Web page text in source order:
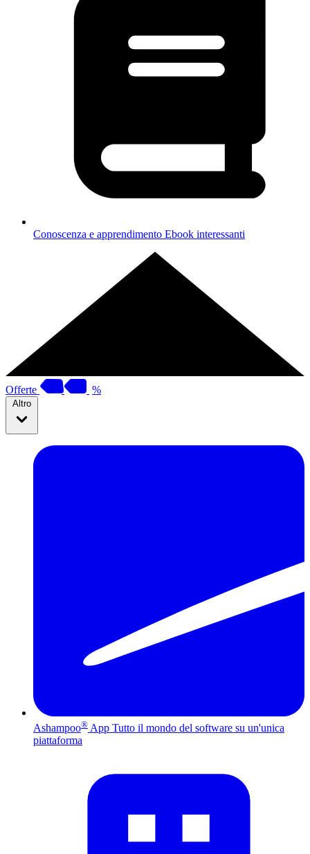
Conoscenza e apprendimento Ebook interessanti
Offerte %
Altro
Ashampoo® App Tutto il mondo del software su un'unica
piattaforma